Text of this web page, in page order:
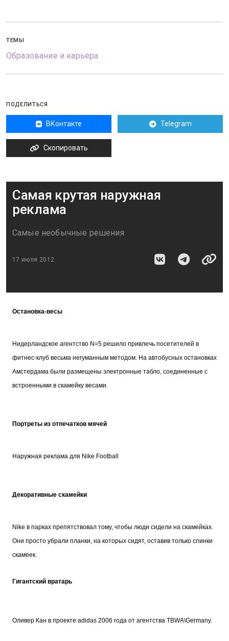
ТЕМЫ
Образование и карьера
ПОДЕЛИТЬСЯ
ВКонтакте Telegram
Скопировать
Самая крутая наружная
реклама
Самые необычные решения
17 июля 2012
Остановка-весы
Нидерландское агентство N=5 решило привлечь посетителей в
фитнес-клуб весьма негуманным методом. На автобусных остановках
Амстердама были размещены электронные табло, соединенные с
встроенными в скамейку весами.
Портреты из отпечатков мячей
Наружная реклама для Nike Football
Декоративные скамейки
Nike в парках препятствовал тому, чтобы люди сидели на скамейках.
Они просто убрали планки, на которых сидят, оставив только спинки
скамеек.
Гигантский вратарь
Оливер Кан в проекте adidas 2006 года от агентства TBWA\Germany.